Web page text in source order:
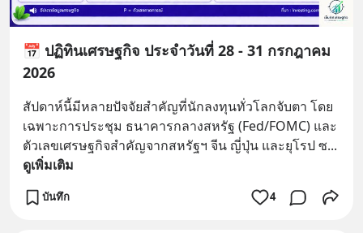
📅 ปฏิทินเศรษฐกิจ ประจำวันที่ 28 - 31 กรกฎาคม
2026
สัปดาห์นี้มีหลายปัจจัยสำคัญที่นักลงทุนทั่วโลกจับตา โดย
เฉพาะการประชุม ธนาคารกลางสหรัฐ (Fed/FOMC) และ
ตัวเลขเศรษฐกิจสำคัญจากสหรัฐฯ จีน ญี่ปุ่น และยุโรป ซ...
ดูเพิ่มเติม
บันทึก 4